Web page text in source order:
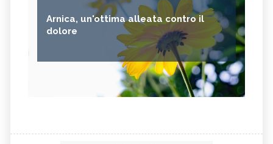
Arnica, un'ottima alleata contro il
dolore